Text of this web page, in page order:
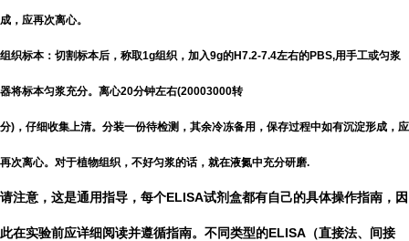
成，应再次离心。
组织标本：切割标本后，称取1g组织，加入9g的H7.2-7.4左右的PBS,用手工或匀浆
器将标本匀浆充分。离心20分钟左右(20003000转
分)，仔细收集上清。分装一份待检测，其余冷冻备用，保存过程中如有沉淀形成，应
再次离心。对于植物组织，不好匀浆的话，就在液氮中充分研磨.
请注意，这是通用指导，每个ELISA试剂盒都有自己的具体操作指南，因
此在实验前应详细阅读并遵循指南。不同类型的ELISA（直接法、间接